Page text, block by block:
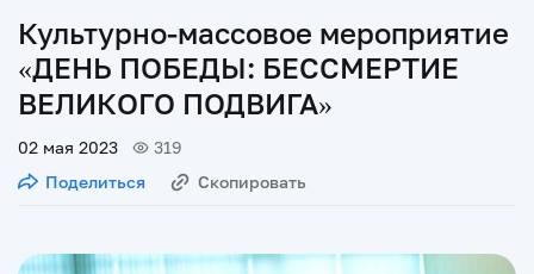
Культурно-массовое мероприятие
«ДЕНЬ ПОБЕДЫ: БЕССМЕРТИЕ
ВЕЛИКОГО ПОДВИГА»
02 мая 2023
319
Поделиться
Скопировать